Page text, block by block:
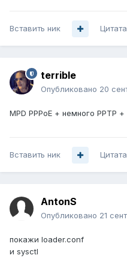
Вставить ник Цитата
terrible
Опубликовано 20
MPD PPPoE + немного PPTP
Вставить ник Цитата
AntonS
Опубликовано 21
покажи loader.conf
и sysctl